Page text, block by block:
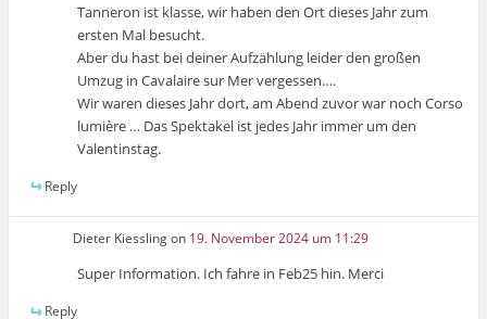
Tanneron ist klasse, wir haben den Ort dieses Jahr zum
ersten Mal besucht.
Aber du hast bei deiner Aufzählung leider den großen
Umzug in Cavalaire sur Mer vergessen….
Wir waren dieses Jahr dort, am Abend zuvor war noch Corso
lumière … Das Spektakel ist jedes Jahr immer um den
Valentinstag.
Reply
Dieter Kiesslingon 19. November 2024 um 11:29
Super Information. Ich fahre in Feb25 hin. Merci
Reply